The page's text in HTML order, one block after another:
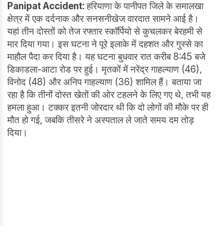
Panipat Accident:हरियाणा के पानीपत जिले के समालखा
क्षेत्र में एक दर्दनाक और सनसनीखेज वारदात सामने आई है।
यहां तीन दोस्तों को तेज रफ्तार स्कॉर्पियो से कुचलकर बेरहमी से
मार दिया गया। इस घटना ने पूरे इलाके में दहशत और गुस्से का
माहौल पैदा कर दिया है। यह घटना बुधवार रात करीब 8:45 बजे
डिकाडला-आटा रोड पर हुई। मृतकों में नरेंद्र गाहल्याण (46),
विनोद (48) और अनिप गाहल्याण (36) शामिल हैं। बताया जा
रहा है कि तीनों दोस्त खेतों की ओर टहलने के लिए गए थे, तभी यह
हमला हुआ। टक्कर इतनी जोरदार थी कि दो लोगों की मौके पर ही
मौत हो गई, जबकि तीसरे ने अस्पताल ले जाते समय दम तोड़
दिया।